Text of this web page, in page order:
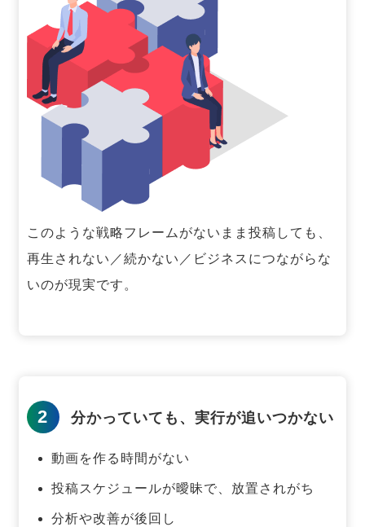
このような戦略フレームがないまま投稿しても、
再生されない／続かない／ビジネスにつながらな
いのが現実です。
2 分かっていても、実行が追いつかない
動画を作る時間がない
投稿スケジュールが曖昧で、放置されがち
分析や改善が後回し